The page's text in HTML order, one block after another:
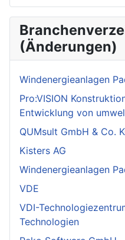
(Änderungen)
Windenergieanlagen
Pro:VISION
Entwicklung von
QUMsult GmbH & Co.
Kisters AG
Windenergieanlagen
VDE
VDI-
Technologien